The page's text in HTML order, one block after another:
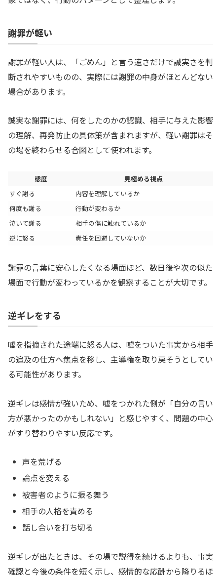
謝罪が軽い
謝罪が軽い人は、「ごめん」と言う速さだけで誠実さを判
断されやすいものの、実際には謝罪の中身がほとんどない
場合があります。
誠実な謝罪には、何をしたのかの認識、相手に与えた影響
の理解、再発防止の具体策が含まれますが、軽い謝罪はそ
の場を終わらせる合図として使われます。
態度
見極める視点
すぐ謝る
内容を理解しているか
何度も謝る
行動が変わるか
泣いて謝る
相手の傷に触れているか
逆に怒る
責任を回避していないか
謝罪の言葉に安心したくなる場面ほど、数日後や次の似た
場面で行動が変わっているかを観察することが大切です。
逆ギレをする
嘘を指摘された途端に怒る人は、嘘をついた事実から相手
の追及の仕方へ焦点を移し、主導権を取り戻そうとしてい
る可能性があります。
逆ギレは感情が強いため、嘘をつかれた側が「自分の言い
方が悪かったのかもしれない」と感じやすく、問題の中心
がすり替わりやすい反応です。
声を荒げる
論点を変える
被害者のように振る舞う
相手の人格を責める
話し合いを打ち切る
逆ギレが出たときは、その場で説得を続けるよりも、事実
確認と今後の条件を短く示し、感情的な応酬から降りるほ